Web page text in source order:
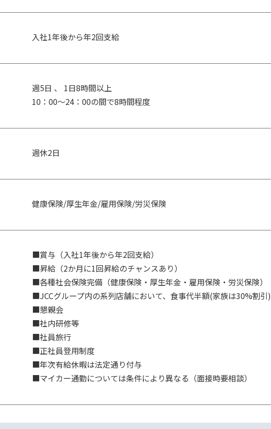
入社1年後から年2回支給
週5日 、 1日8時間以上
10：00～24：00の間で8時間程度
週休2日
健康保険/厚生年金/雇用保険/労災保険
■賞与（入社1年後から年2回支給）
■昇給（2か月に1回昇給のチャンスあり）
■各種社会保険完備（健康保険・厚生年金・雇用保険・労災保険）
■JCCグループ内の系列店舗において、食事代半額(家族は30%割引)
■懇親会
■社内研修等
■社員旅行
■正社員登用制度
■年次有給休暇は法定通り付与
■マイカー通勤については条件により異なる（面接時要相談）